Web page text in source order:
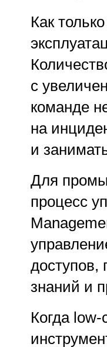
Как
с
команде
на
и
Для
процесс
доступов,
знаний и
Когда